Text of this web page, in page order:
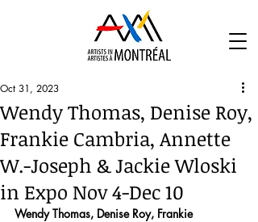
Wendy Thomas, Denise Roy,
Frankie Cambria, Annette
W.-Joseph & Jackie Wloski
in Expo Nov 4-Dec 10
Oct 31, 2023
Wendy Thomas, Denise Roy, Frankie